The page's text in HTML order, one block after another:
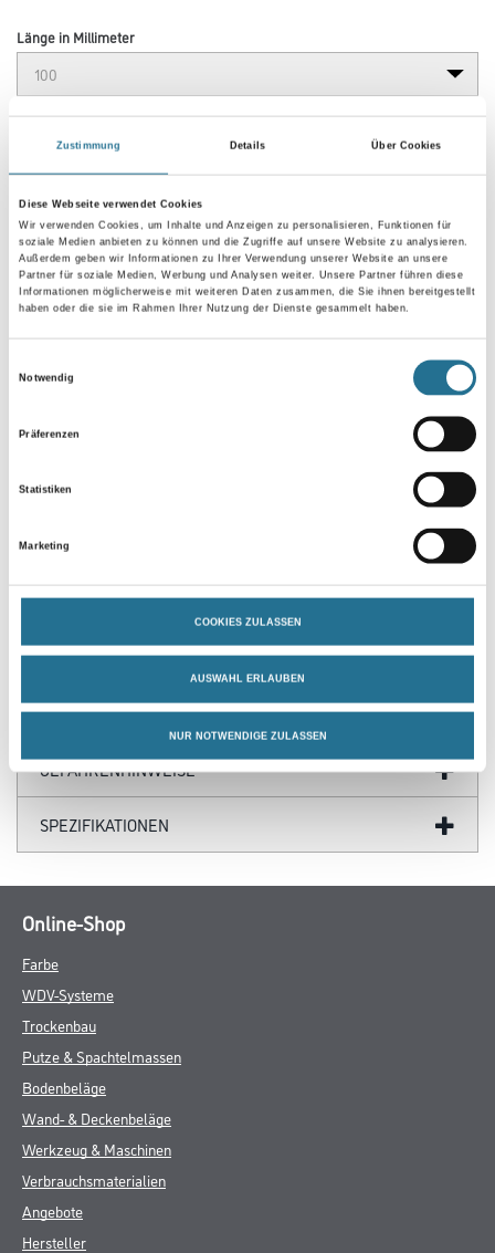
Zustimmung Details Über Cookies
Diese Webseite verwendet Cookies
Wir verwenden Cookies, um Inhalte und Anzeigen zu personalisieren, Funktionen für
soziale Medien anbieten zu können und die Zugriffe auf unsere Website zu analysieren.
Außerdem geben wir Informationen zu Ihrer Verwendung unserer Website an unsere
Partner für soziale Medien, Werbung und Analysen weiter. Unsere Partner führen diese
Informationen möglicherweise mit weiteren Daten zusammen, die Sie ihnen bereitgestellt
haben oder die sie im Rahmen Ihrer Nutzung der Dienste gesammelt haben.
Notwendig
Präferenzen
Statistiken
Marketing
COOKIES ZULASSEN
AUSWAHL ERLAUBEN
NUR NOTWENDIGE ZULASSEN
Länge in Millimeter
Breite in millimeter
Körnung
Umrechnungsfaktoren
PRODUKTEIGENSCHAFTEN
ZUSATZINFOS
GEFAHRENHINWEISE
SPEZIFIKATIONEN
Online-Shop
Farbe
WDV-Systeme
Trockenbau
Putze & Spachtelmassen
Bodenbeläge
Wand- & Deckenbeläge
Werkzeug & Maschinen
Verbrauchsmaterialien
Angebote
Hersteller